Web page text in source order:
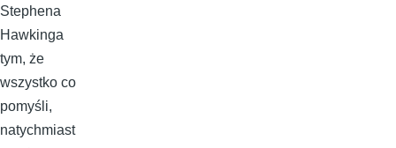
Stephena
Hawkinga
tym, że
wszystko co
pomyśli,
natychmiast